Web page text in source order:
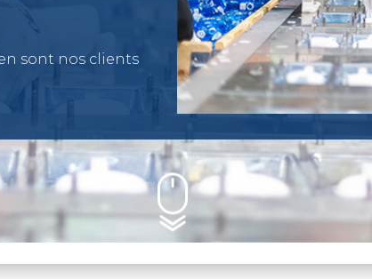
sont nos clients